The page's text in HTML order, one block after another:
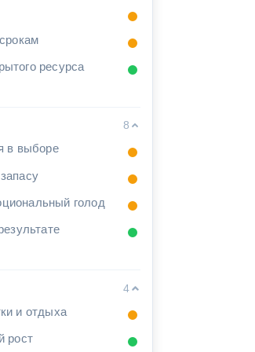
ресурса
8
в выборе
голод
4
и отдыха
рост